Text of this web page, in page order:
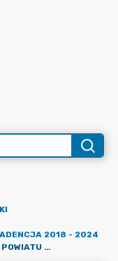
2018 - 2024
UCHWAŁA NR V/39/2019 RADY POWIATU ZGORZELECKIEGO Z DNIA 31 STYCZNIA 2019 R. W SPRAWIE NADANIA ODZNAKI HONOROWEJ – „ZASŁUŻONY DLA POWIATU ZGORZELECKIEGO”.